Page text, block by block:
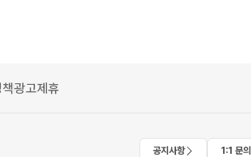
광고제휴
공지사항 1:1 문의